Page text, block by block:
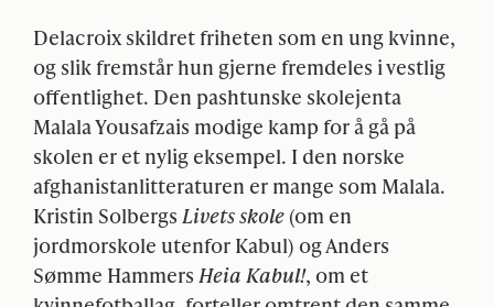
Delacroix skildret friheten som en ung kvinne,
og slik fremstår hun gjerne fremdeles i vestlig
offentlighet. Den pashtunske skolejenta
Malala Yousafzais modige kamp for å gå på
skolen er et nylig eksempel. I den norske
afghanistanlitteraturen er mange som Malala.
Kristin Solbergs Livets skole (om en
jordmorskole utenfor Kabul) og Anders
Sømme Hammers Heia Kabul!, om et